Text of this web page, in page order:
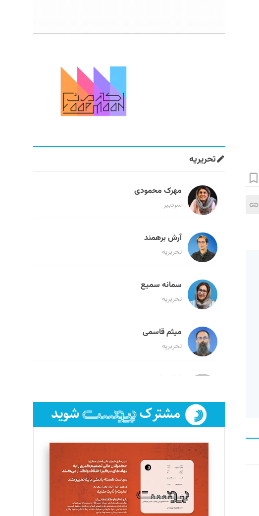
تحریریه
مهرک محمودی
سردبیر
آرش برهمند
تحریریه
سمانه سمیع
تحریریه
میثم قاسمی
تحریریه
لیلا حنارود
فائزه فتحی رستمی
تحریریه
سروش کرمیان
تحریریه